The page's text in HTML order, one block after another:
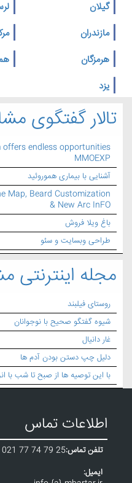
گیلان
مازندران
هرمزگان
یزد
تالار گفتگوی
endless opportunities
MMOEXP
آشنایی با بیماری هموروئید
Map, Beard Customization
& New Arc InFO
باغ ویلا فروش
طراحی وبسایت و سئو
مجله اینترنتی
روستای فیلبند
شیوه گفتگو صحیح با نوجوانان
غار دانیال
دلیل چپ دستن بودن آدم ها
با این توصیه ها از صبح تا شب با
اطلاعات تماس
تلفن تماس:021 77 74 79 25
ایمیل: